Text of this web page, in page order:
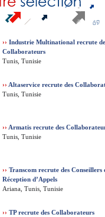
›› Industrie Multinational recrute
Collaborateurs
Tunis, Tunisie
›› Altaservice recrute des
Tunis, Tunisie
›› Armatis recrute des
Tunis, Tunisie
›› Transcom recrute des Conseillers
Réception d’Appels
Ariana, Tunis, Tunisie
›› TP recrute des Collaborateurs